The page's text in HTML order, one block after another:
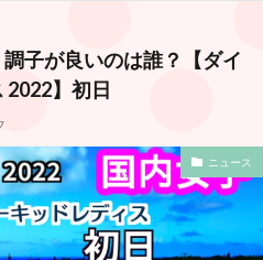
子が良いのは誰？【ダイ
2022】初日
ニュース